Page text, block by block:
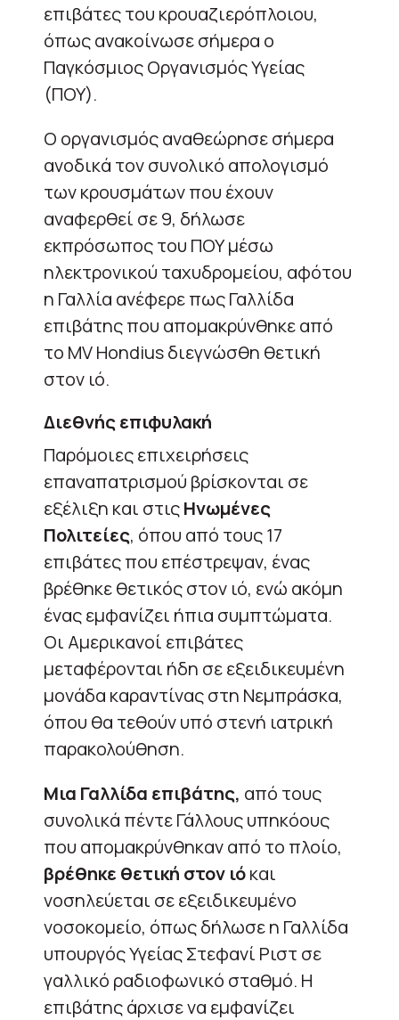
επιβάτες του κρουαζιερόπλοιου,
όπως ανακοίνωσε σήμερα ο
Παγκόσμιος Οργανισμός Υγείας
(ΠΟΥ).
Ο οργανισμός αναθεώρησε σήμερα
ανοδικά τον συνολικό απολογισμό
των κρουσμάτων που έχουν
αναφερθεί σε 9, δήλωσε
εκπρόσωπος του ΠΟΥ μέσω
ηλεκτρονικού ταχυδρομείου, αφότου
η Γαλλία ανέφερε πως Γαλλίδα
επιβάτης που απομακρύνθηκε από
το MV Hondius διεγνώσθη θετική
στον ιό.
Διεθνής επιφυλακή
Παρόμοιες επιχειρήσεις
επαναπατρισμού βρίσκονται σε
εξέλιξη και στιςΗνωμένες
Πολιτείες, όπου από τους 17
επιβάτες που επέστρεψαν, ένας
βρέθηκε θετικός στον ιό, ενώ ακόμη
ένας εμφανίζει ήπια συμπτώματα.
Οι Αμερικανοί επιβάτες
μεταφέρονται ήδη σε εξειδικευμένη
μονάδα καραντίνας στη Νεμπράσκα,
όπου θα τεθούν υπό στενή ιατρική
παρακολούθηση.
Μια Γαλλίδα επιβάτης, από τους
συνολικά πέντε Γάλλους υπηκόους
που απομακρύνθηκαν από το πλοίο,
βρέθηκε θετική στον ιόκαι
νοσηλεύεται σε εξειδικευμένο
νοσοκομείο, όπως δήλωσε η Γαλλίδα
υπουργός Υγείας Στεφανί Ριστ σε
γαλλικό ραδιοφωνικό σταθμό. Η
επιβάτης άρχισε να εμφανίζει